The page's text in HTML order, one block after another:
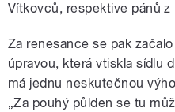
Vítkovců, respektive pánů z
Za renesance se pak
úpravou, která vtiskla sídlu
má jednu neskutečnou
„Za pouhý půlden se tu